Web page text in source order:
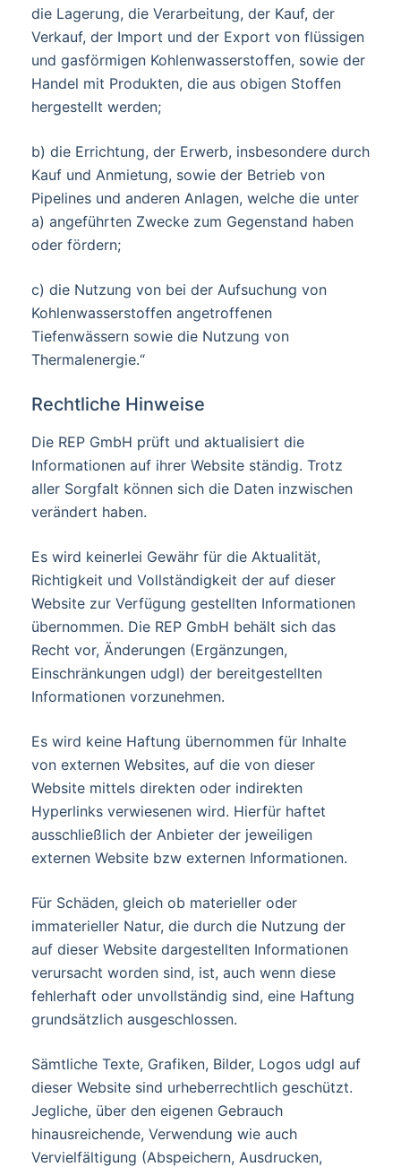
die Lagerung, die Verarbeitung, der Kauf, der
Verkauf, der Import und der Export von flüssigen
und gasförmigen Kohlenwasserstoffen, sowie der
Handel mit Produkten, die aus obigen Stoffen
hergestellt werden;
b) die Errichtung, der Erwerb, insbesondere durch
Kauf und Anmietung, sowie der Betrieb von
Pipelines und anderen Anlagen, welche die unter
a) angeführten Zwecke zum Gegenstand haben
oder fördern;
c) die Nutzung von bei der Aufsuchung von
Kohlenwasserstoffen angetroffenen
Tiefenwässern sowie die Nutzung von
Thermalenergie.“
Rechtliche Hinweise
Die REP GmbH prüft und aktualisiert die
Informationen auf ihrer Website ständig. Trotz
aller Sorgfalt können sich die Daten inzwischen
verändert haben.
Es wird keinerlei Gewähr für die Aktualität,
Richtigkeit und Vollständigkeit der auf dieser
Website zur Verfügung gestellten Informationen
übernommen. Die REP GmbH behält sich das
Recht vor, Änderungen (Ergänzungen,
Einschränkungen udgl) der bereitgestellten
Informationen vorzunehmen.
Es wird keine Haftung übernommen für Inhalte
von externen Websites, auf die von dieser
Website mittels direkten oder indirekten
Hyperlinks verwiesenen wird. Hierfür haftet
ausschließlich der Anbieter der jeweiligen
externen Website bzw externen Informationen.
Für Schäden, gleich ob materieller oder
immaterieller Natur, die durch die Nutzung der
auf dieser Website dargestellten Informationen
verursacht worden sind, ist, auch wenn diese
fehlerhaft oder unvollständig sind, eine Haftung
grundsätzlich ausgeschlossen.
Sämtliche Texte, Grafiken, Bilder, Logos udgl auf
dieser Website sind urheberrechtlich geschützt.
Jegliche, über den eigenen Gebrauch
hinausreichende, Verwendung wie auch
Vervielfältigung (Abspeichern, Ausdrucken,